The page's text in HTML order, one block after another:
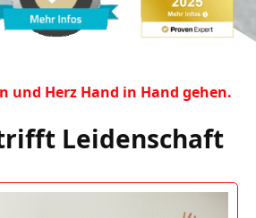
und Herz Hand in Hand gehen.
Leidenschaft